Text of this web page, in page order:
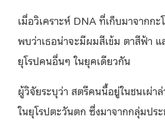
เมื่อวิเคราะห์ DNA ที่เก็บมาจากก
พบว่าเธอน่าจะมีผมสีเข้ม ตาสีฟ้า แ
ยุโรปคนอื่นๆ ในยุคเดียวกัน
ผู้วิจัยระบุว่า สตรีคนนี้อยู่ในชนเผ่า
ในยุโรปตะวันตก ซึ่งมาจากกลุ่มประ